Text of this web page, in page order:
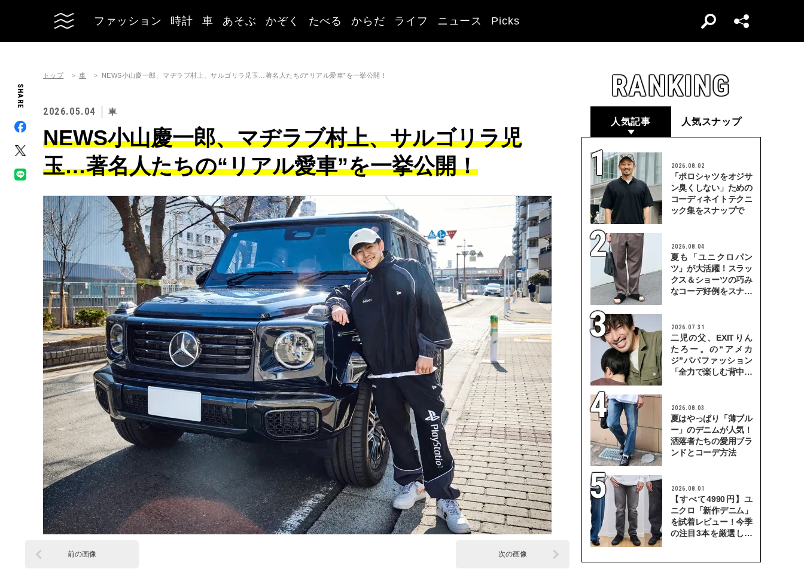
ファッション 時計 車 あそぶ かぞく たべる からだ ライフ ニュース Picks
SHARE
トップ 車 NEWS小山慶一郎、マヂラブ村上、サルゴリラ児玉…著名人たちの“リアル愛車”を一挙公開！
2026.05.04 車
NEWS小山慶一郎、マヂラブ村上、サルゴリラ児
玉…著名人たちの“リアル愛車”を一挙公開！
前の画像 次の画像
RANKING
人気記事 人気スナップ
2026.08.02
「ポロシャツをオジサ
ン臭くしない」ための
コーディネイトテクニ
ック集をスナップで
2026.08.04
夏も「ユニクロパン
ツ」が大活躍！スラッ
クス＆ショーツの巧み
なコーデ好例をスナッ
2026.07.31
二児の父、EXITりん
たろー。の“アメカ
ジ”パパファッション
「全力で楽しむ背中を
2026.08.03
夏はやっぱり「薄ブル
ー」のデニムが人気！
洒落者たちの愛用ブラ
ンドとコーデ方法
2026.08.01
【すべて4990円】ユ
ニクロ「新作デニム」
を試着レビュー！今季
の注目3本を厳選して